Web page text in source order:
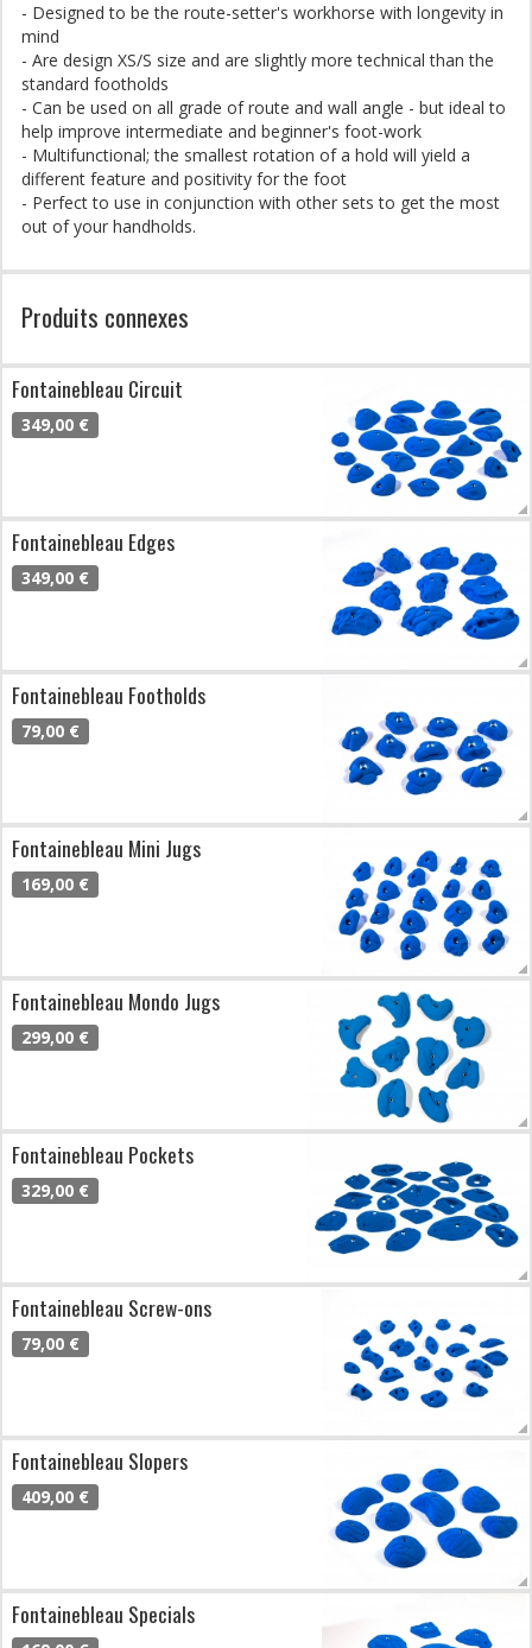
- Designed to be the route-setter's workhorse with longevity in
mind
- Are design XS/S size and are slightly more technical than the
standard footholds
- Can be used on all grade of route and wall angle - but ideal to
help improve intermediate and beginner's foot-work
- Multifunctional; the smallest rotation of a hold will yield a
different feature and positivity for the foot
- Perfect to use in conjunction with other sets to get the most
out of your handholds.
Produits connexes
Fontainebleau Circuit
349,00 €
Fontainebleau Edges
349,00 €
Fontainebleau Footholds
79,00 €
Fontainebleau Mini Jugs
169,00 €
Fontainebleau Mondo Jugs
299,00 €
Fontainebleau Pockets
329,00 €
Fontainebleau Screw-ons
79,00 €
Fontainebleau Slopers
409,00 €
Fontainebleau Specials